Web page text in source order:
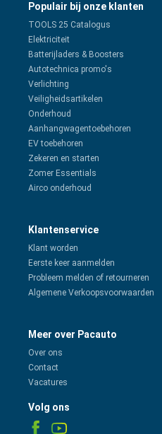
Populair bij onze klanten
TOOLS 25 Catalogus
Elektriciteit
Batterijladers & Boosters
Autotechnica promo's
Verlichting
Veiligheidsartikelen
Onderhoud
Aanhangwagentoebehoren
EV toebehoren
Zekeren en starten
Zomer Essentials
Airco onderhoud
Klantenservice
Klant worden
Eerste keer aanmelden
Probleem melden of retourneren
Algemene Verkoopsvoorwaarden
Meer over Pacauto
Over ons
Contact
Vacatures
Volg ons